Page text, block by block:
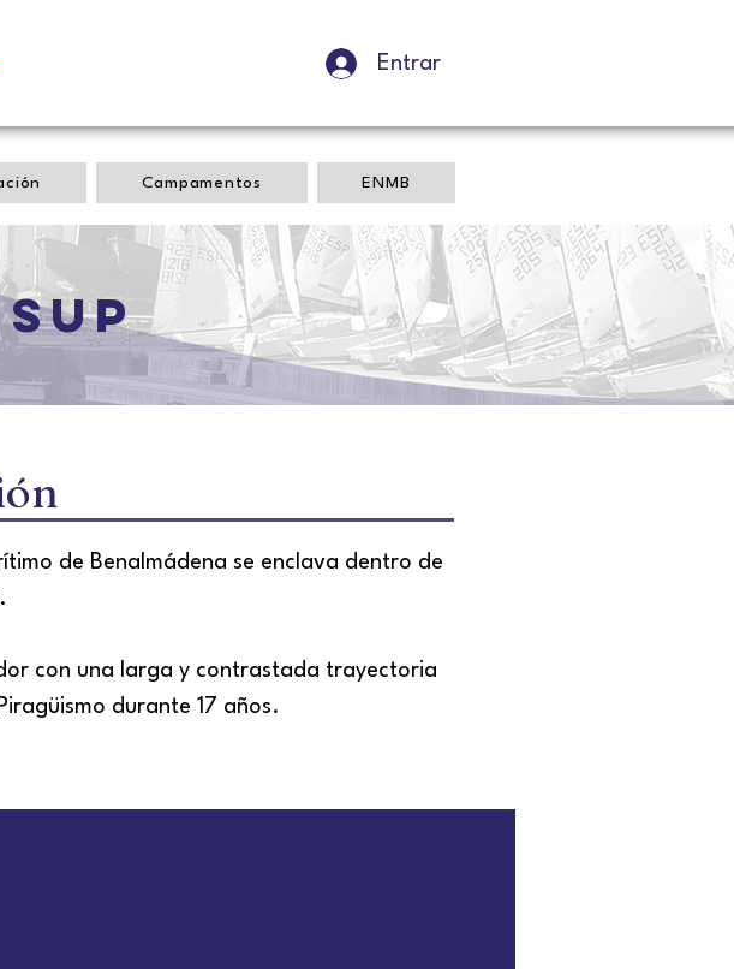
Entrar
Campamentos ENMB
de Benalmádena se enclava dentro de
con una larga y contrastada trayectoria
durante 17 años.